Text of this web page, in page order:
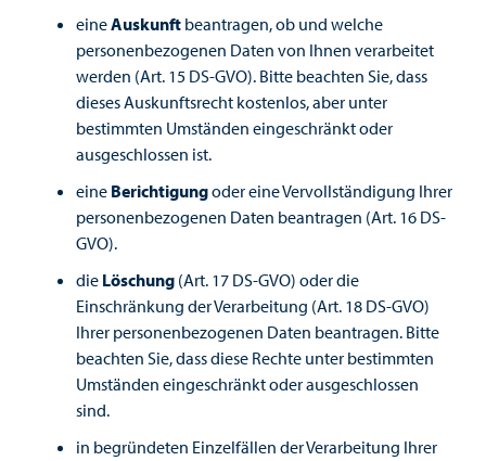
eineAuskunft beantragen, ob und welche
personenbezogenen Daten von Ihnen verarbeitet
werden (Art. 15 DS-GVO). Bitte beachten Sie, dass
dieses Auskunftsrecht kostenlos, aber unter
bestimmten Umständen eingeschränkt oder
ausgeschlossen ist.
eine Berichtigungoder eine Vervollständigung Ihrer
personenbezogenen Daten beantragen (Art. 16 DS-
GVO).
die Löschung (Art. 17 DS-GVO) oder die
Einschränkung der Verarbeitung (Art. 18 DS-GVO)
Ihrer personenbezogenen Daten beantragen. Bitte
beachten Sie, dass diese Rechte unter bestimmten
Umständen eingeschränkt oder ausgeschlossen
sind.
in begründeten Einzelfällen der Verarbeitung Ihrer